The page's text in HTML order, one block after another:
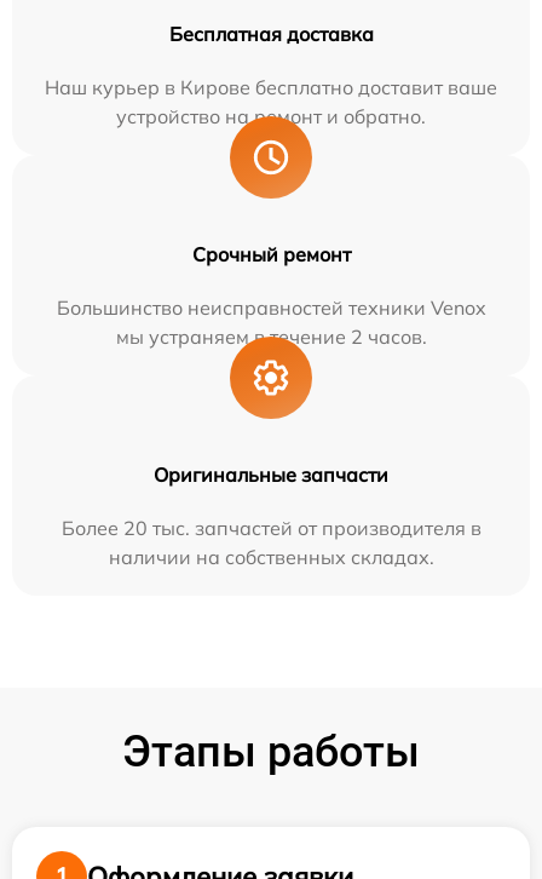
Бесплатная доставка
Наш курьер в Кирове бесплатно доставит ваше
устройство на ремонт и обратно.
Срочный ремонт
Большинство неисправностей техники Venox
мы устраняем в течение 2 часов.
Оригинальные запчасти
Более 20 тыс. запчастей от производителя в
наличии на собственных складах.
Этапы работы